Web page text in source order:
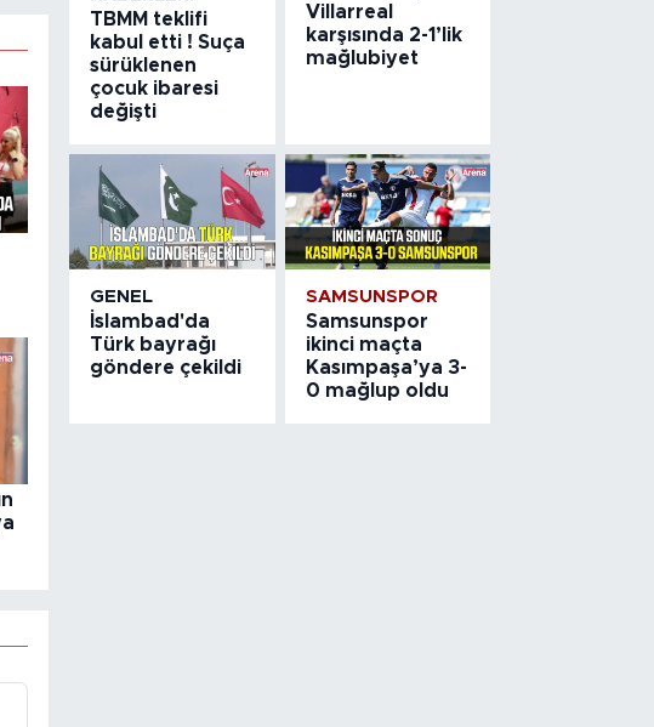
TBMM teklifi
kabul etti ! Suça
sürüklenen
çocuk ibaresi
değişti
Villarreal
karşısında 2-1’lik
mağlubiyet
GENEL
İslambad'da
Türk bayrağı
göndere çekildi
SAMSUNSPOR
Samsunspor
ikinci maçta
Kasımpaşa’ya 3-
0 mağlup oldu